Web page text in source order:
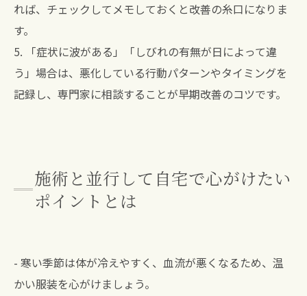
れば、チェックしてメモしておくと改善の糸口になりま
す。
5. 「症状に波がある」「しびれの有無が日によって違
う」場合は、悪化している行動パターンやタイミングを
記録し、専門家に相談することが早期改善のコツです。
施術と並行して自宅で心がけたい
ポイントとは
- 寒い季節は体が冷えやすく、血流が悪くなるため、温
かい服装を心がけましょう。